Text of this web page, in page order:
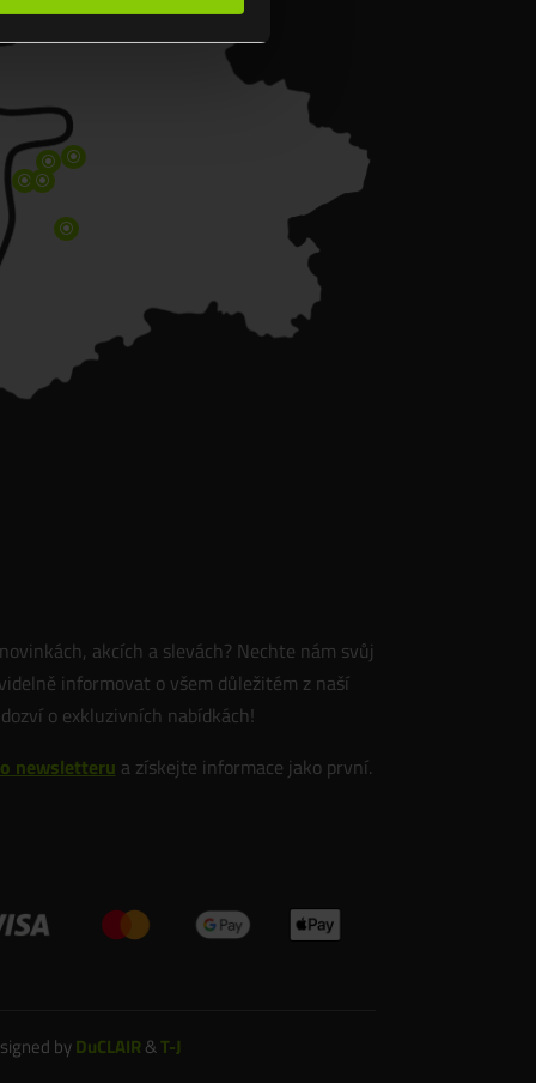
\
\
\ \
\
akcích a slevách? Nechte nám svůj
informovat o všem důležitém z naší
o exkluzivních nabídkách!
newsletteru a získejte informace jako první.
byDuCLAIR&T-J